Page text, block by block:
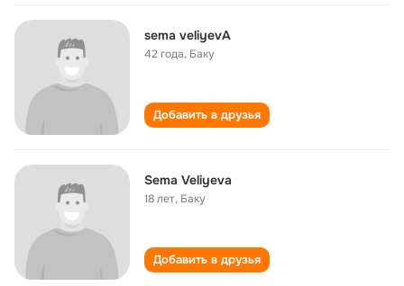
sema veliyevA
42 года, Баку
Добавить в друзья
Sema Veliyeva
18 лет, Баку
Добавить в друзья